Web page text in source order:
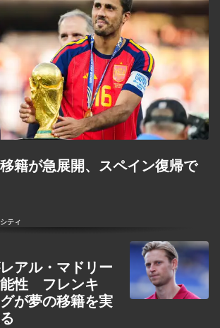
籍が急展開、スペイン復帰で
ティ
アル・マドリー
性 フレンキ
が夢の移籍を実